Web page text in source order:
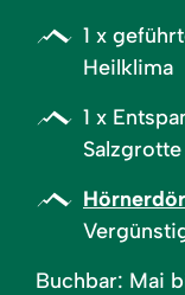
1 x
Heilklima
1 x
Salzgrotte
Buchbar: Mai